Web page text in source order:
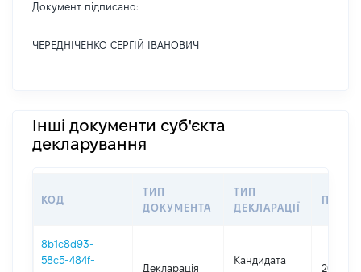
Документ підписано:
ЧЕРЕДНІЧЕНКО СЕРГІЙ ІВАНОВИЧ
Інші документи суб'єкта
декларування
КОД
ТИП
ДОКУМЕНТА
ТИП
ДЕКЛАРАЦІЇ
8b1c8d93-
58c5-484f-
Декларація
Кандидата
2018